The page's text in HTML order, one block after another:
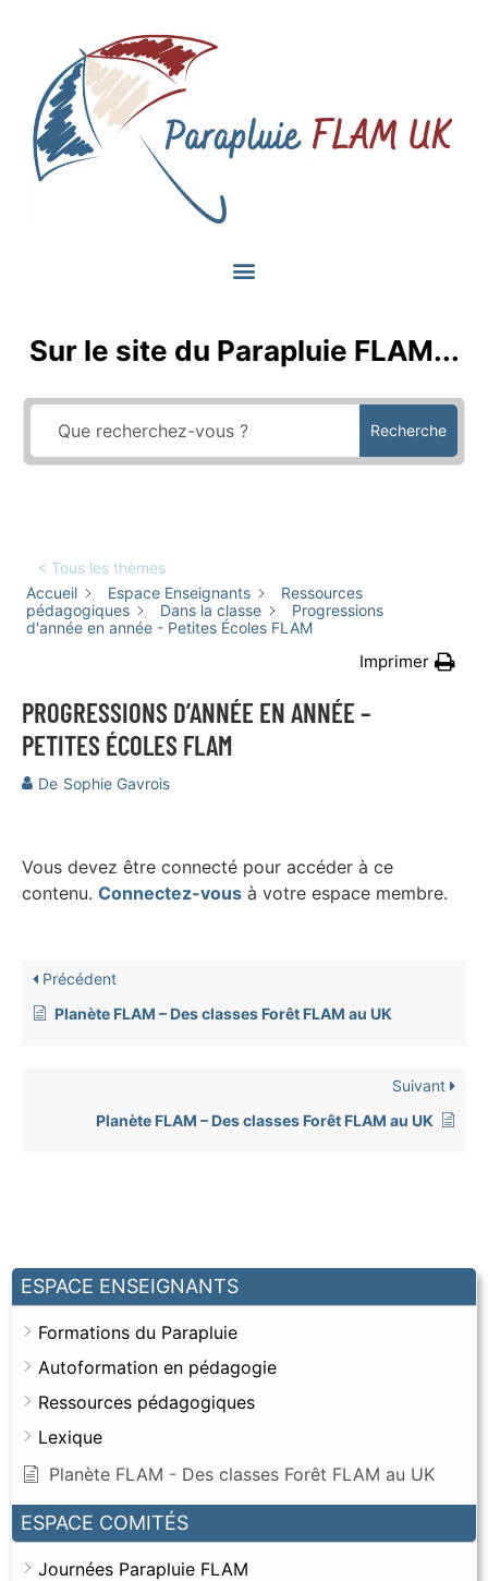
Sur le site du Parapluie FLAM...
Recherche
< Tous les thèmes
Accueil
Espace Enseignants
Ressources
pédagogiques
Dans la classe
Progressions
d'année en année - Petites Écoles FLAM
Imprimer
PROGRESSIONS D’ANNÉE EN ANNÉE –
PETITES ÉCOLES FLAM
De Sophie Gavrois
Vous devez être connecté pour accéder à ce
contenu. Connectez-vous à votre espace membre.
Précédent
Planète FLAM – Des classes Forêt FLAM au UK
Suivant
Planète FLAM – Des classes Forêt FLAM au UK
ESPACE ENSEIGNANTS
Formations du Parapluie
Autoformation en pédagogie
Ressources pédagogiques
Lexique
Planète FLAM - Des classes Forêt FLAM au UK
ESPACE COMITÉS
Journées Parapluie FLAM